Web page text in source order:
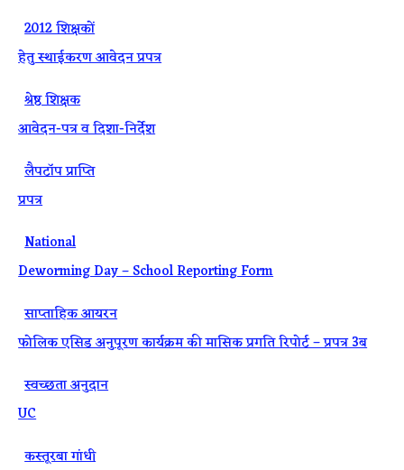
2012 शिक्षकों
हेतु स्थाईकरण आवेदन प्रपत्र
श्रेष्ठ शिक्षक
आवेदन-पत्र व दिशा-निर्देश
लैपटाॅप प्राप्ति
प्रपत्र
National
Deworming Day – School Reporting Form
साप्ताहिक आयरन
फोलिक एसिड अनुपूरण कार्यक्रम की मासिक प्रगति रिपोर्ट – प्रपत्र 3ब
स्वच्छता अनुदान
UC
कस्तूरबा गांधी